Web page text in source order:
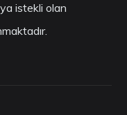
istekli olan